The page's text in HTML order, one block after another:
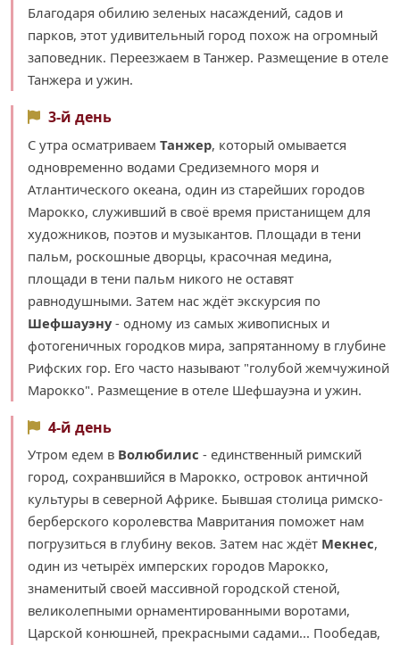
Благодаря обилию зеленых насаждений, садов и
парков, этот удивительный город похож на огромный
заповедник. Переезжаем в Танжер. Размещение в отеле
Танжера и ужин.
3-й день
С утра осматриваем Танжер, который омывается
одновременно водами Средиземного моря и
Атлантического океана, один из старейших городов
Марокко, служивший в своё время пристанищем для
художников, поэтов и музыкантов. Площади в тени
пальм, роскошные дворцы, красочная медина,
площади в тени пальм никого не оставят
равнодушными. Затем нас ждёт экскурсия по
Шефшауэну- одному из самых живописных и
фотогеничных городков мира, запрятанному в глубине
Рифских гор. Его часто называют "голубой жемчужиной
Марокко". Размещение в отеле Шефшауэна и ужин.
4-й день
Утром едем в Волюбилис - единственный римский
город, сохранвшийся в Марокко, островок античной
культуры в северной Африке. Бывшая столица римско-
берберского королевства Мавритания поможет нам
погрузиться в глубину веков. Затем нас ждёт Мекнес,
один из четырёх имперских городов Марокко,
знаменитый своей массивной городской стеной,
великолепными орнаментированными воротами,
Царской конюшней, прекрасными садами... Пообедав,